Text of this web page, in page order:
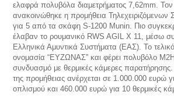
ελαφρά πολυβόλα διαμετρήματος 7,62mm.
ανακοινώθηκε η προμήθεια
για 5 από τα σκάφη S-1200 Munin. Πιο
έλαβαν το ρουμανικό RWS AGIL X 11, μέσω
Ελληνικά Αμυντικά Συστήματα (ΕΑΣ). Το
ονομασία “ΕΥΖΩΝΑΣ” και φέρει πολυβόλο
συνδυασμό με θερμικές κάμερες παρατήρησης.
της προμήθειας ανέρχεται σε 1.000.000 ευρώ
οπλισμού και 460.000 ευρώ για 10 θερμικές